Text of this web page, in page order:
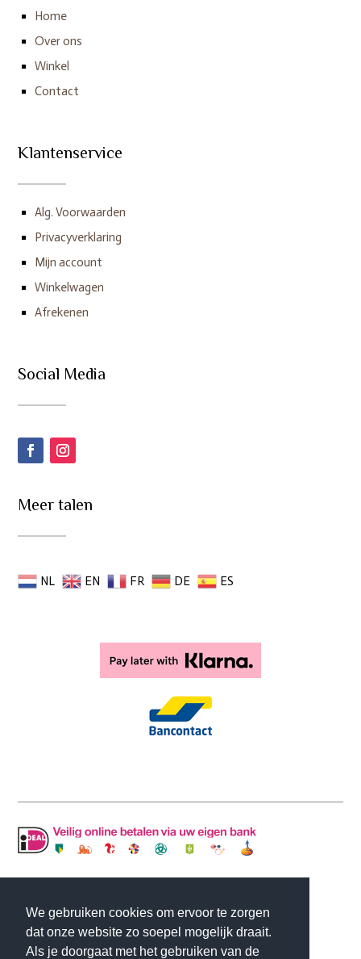
We gebruiken cookies om ervoor te zorgen
dat onze website zo soepel mogelijk draait.
Als je doorgaat met het gebruiken van de
Home
Over ons
Winkel
Contact
Klantenservice
Alg. Voorwaarden
Privacyverklaring
Mijn account
Winkelwagen
Afrekenen
Social Media
Meer talen
NL EN FR DE ES
gemaakt doorFlexamedia